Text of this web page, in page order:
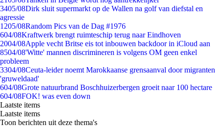
3405/08Dirk sluit supermarkt op de Wallen na golf van diefstal en
agressie
1205/08Random Pics van de Dag #1976
604/08Kraftwerk brengt ruimteschip terug naar Eindhoven
2004/08Apple vecht Britse eis tot inbouwen backdoor in iCloud aan
8504/08'Witte' mannen discrimineren is volgens OM geen enkel
probleem
3304/08Ceuta-leider noemt Marokkaanse grensaanval door migranten
'gruweldaad'
604/08Grote natuurbrand Boschhuizerbergen groeit naar 100 hectare
604/08FOK! was even down
Laatste items
Laatste items
Toon berichten uit deze thema's